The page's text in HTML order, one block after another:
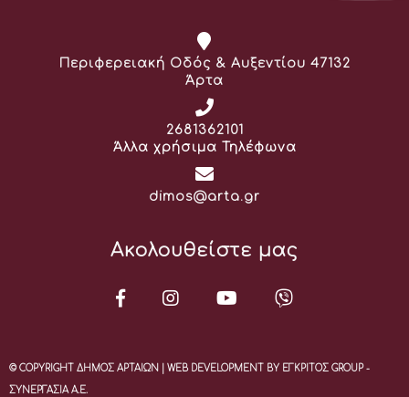
Διεύθυνση:
Περιφερειακή Οδός & Αυξεντίου 47132
Άρτα
Τηλέφωνο:
2681362101
Άλλα χρήσιμα Τηλέφωνα
Email:
dimos@arta.gr
Ακολουθείστε μας
© COPYRIGHT ΔΗΜΟΣ ΑΡΤΑΙΩΝ | WEB DEVELOPMENT BY ΕΓΚΡΙΤΟΣ GROUP -
ΣΥΝΕΡΓΑΣΙΑ Α.Ε.